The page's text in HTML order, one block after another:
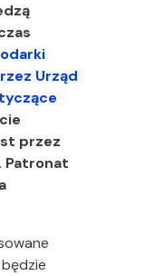
Urząd
przez
Patronat